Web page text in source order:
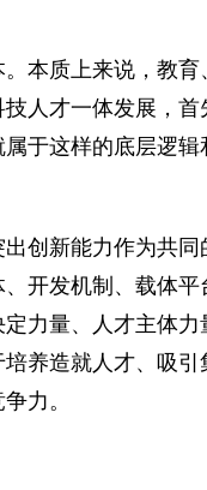
质上来说，教育
人才一体发展，
于这样的底层逻
新能力作为共同
开发机制、载体
力量、人才主体
养造就人才、吸
力。